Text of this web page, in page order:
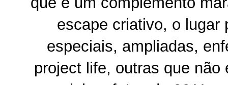
escape criativo, o lugar
especiais, ampliadas,
project life, outras que